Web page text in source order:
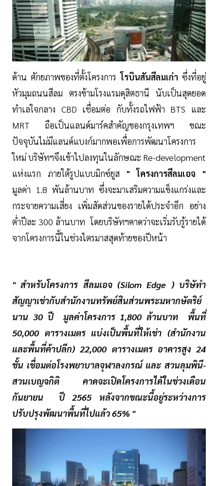
ด้าน ศักยภาพของที่ตั้งโครงการโรบินสันสีลมเก่า ซึ่งที่อยู่
หัวมุมถนนสีลม ตรงข้ามโรงแรมดุสิตธานี นับเป็นสุดยอด
ทำเลใจกลาง CBD เชื่อมต่อ กับทั้งรถไฟฟ้า BTS และ
MRT ถือเป็นแลนด์มาร์คสำคัญของกรุงเทพฯ ขณะ
ปัจจุบันไม่มีแลนด์แบงก์มากพอเพื่อการพัฒนาโครงการ
ใหม่ บริษัทฯจึงเข้าไปลงทุนในลักษณะ Re-development
แห่งแรก ภายใต้รูปแบบมิกซ์ยูส" โครงการสีลมเอจ "
มูลค่า 1.8 พันล้านบาท ซึ่งจะมาเสริมความแข็งแกร่งและ
กระจายความเสี่ยง เพิ่มสัดส่วนของรายได้ประจำอีก อย่าง
ต่ำปีละ 300 ล้านบาท โดยบริษัทฯคาดว่าจะเริ่มรับรู้รายได้
จากโครงการนี้ในช่วงไตรมาสสุดท้ายของปีหน้า
" สำหรับโครงการ สีลมเอจ (Silom Edge ) บริษัทำ
สัญญาเช่ากับสำนักงานทรัพย์สินส่วนพระมหากษัตริย์
นาน 30 ปี มูลค่าโครงการ 1,800 ล้านบาท พื้นที่
50,000 ตารางเมตร แบ่งเป็นพื้นที่ให้เช่า (สำนักงาน
และพื้นที่ค้าปลีก) 22,000 ตารางเมตร อาคารสูง 24
ชั้น เชื่อมต่อโรงพยาบาลจุฬาลงกรณ์ และ สวนลุมพินี-
สวนเบญจกิติ คาดจะเปิดโครงการได้ในช่วงเดือน
กันยายน ปี 2565 หลังจากขณะนี้อยู่ระหว่างการ
ปรับปรุงพัฒนาพื้นที่ไปแล้ว 65% "